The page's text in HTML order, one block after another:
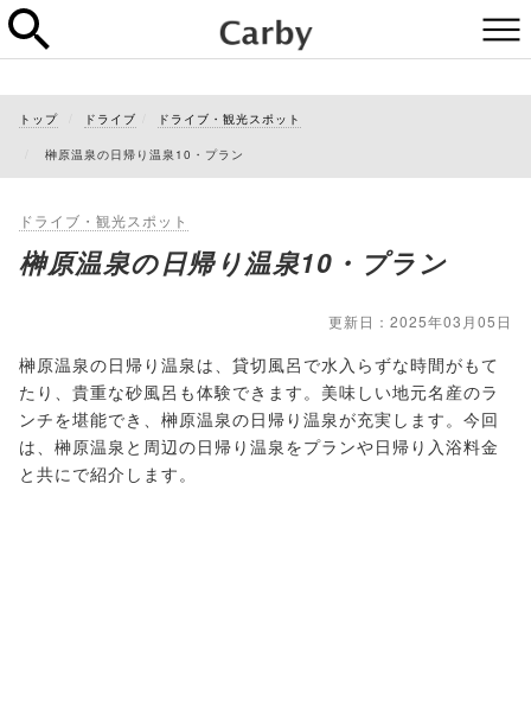
トップ ドライブ ドライブ・観光スポット
榊原温泉の日帰り温泉10・プラン
ドライブ・観光スポット
榊原温泉の日帰り温泉10・プラン
更新日：2025年03月05日
榊原温泉の日帰り温泉は、貸切風呂で水入らずな時間がもて
たり、貴重な砂風呂も体験できます。美味しい地元名産のラ
ンチを堪能でき、榊原温泉の日帰り温泉が充実します。今回
は、榊原温泉と周辺の日帰り温泉をプランや日帰り入浴料金
と共にで紹介します。